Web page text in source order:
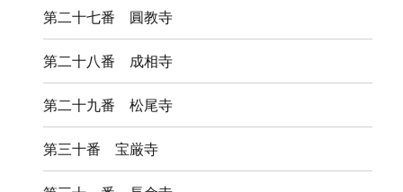
第二十七番 圓教寺
第二十八番 成相寺
第二十九番 松尾寺
第三十番 宝厳寺